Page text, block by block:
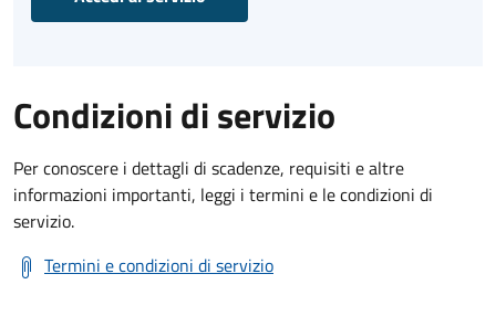
Condizioni di servizio
Per conoscere i dettagli di scadenze, requisiti e altre
informazioni importanti, leggi i termini e le condizioni di
servizio.
Termini e condizioni di servizio